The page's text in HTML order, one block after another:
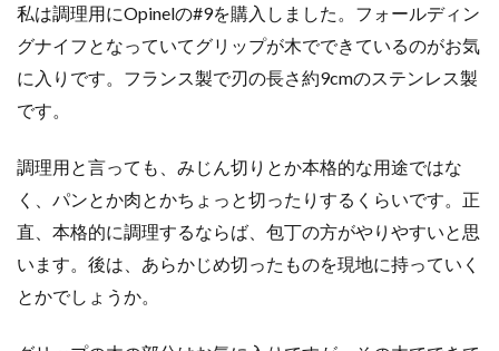
私は調理用にOpinelの#9を購入しました。フォールディン
グナイフとなっていてグリップが木でできているのがお気
に入りです。フランス製で刃の長さ約9cmのステンレス製
です。
調理用と言っても、みじん切りとか本格的な用途ではな
く、パンとか肉とかちょっと切ったりするくらいです。正
直、本格的に調理するならば、包丁の方がやりやすいと思
います。後は、あらかじめ切ったものを現地に持っていく
とかでしょうか。